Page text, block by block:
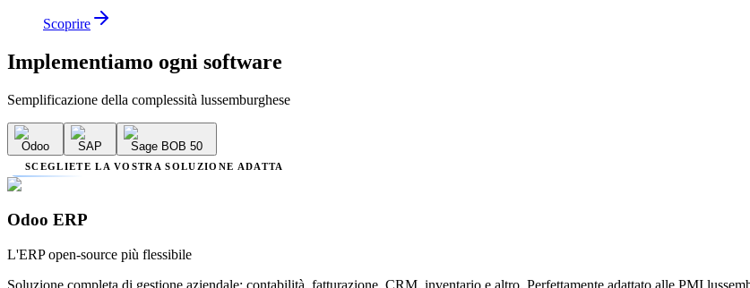
Scoprire
Implementiamo ogni software
Semplificazione della complessità lussemburghese
Odoo SAP Sage BOB 50
SCEGLIETE LA VOSTRA SOLUZIONE ADATTA
Odoo ERP
L'ERP open-source più flessibile
Soluzione completa di gestione aziendale: contabilità, fatturazione, CRM, inventario e altro. Perfettamente adattato alle PMI